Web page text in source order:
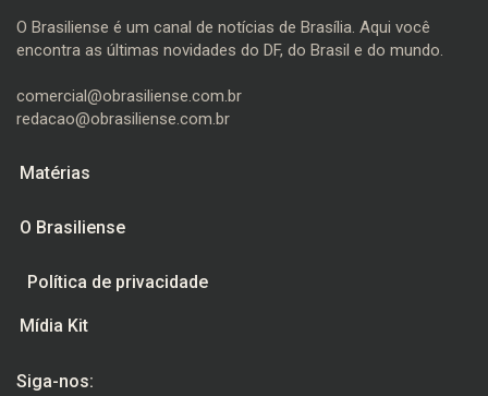
O Brasiliense é um canal de notícias de Brasília. Aqui você
encontra as últimas novidades do DF, do Brasil e do mundo.
comercial@obrasiliense.com.br
redacao@obrasiliense.com.br
Matérias
O Brasiliense
Política de privacidade
Mídia Kit
Siga-nos: